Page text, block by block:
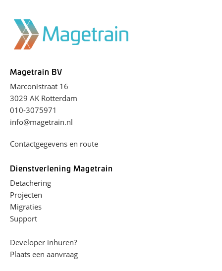
Magetrain BV
Marconistraat 16
3029 AK Rotterdam
010-3075971
info@magetrain.nl
Contactgegevens en route
Dienstverlening Magetrain
Detachering
Projecten
Migraties
Support
Developer inhuren?
Plaats een aanvraag